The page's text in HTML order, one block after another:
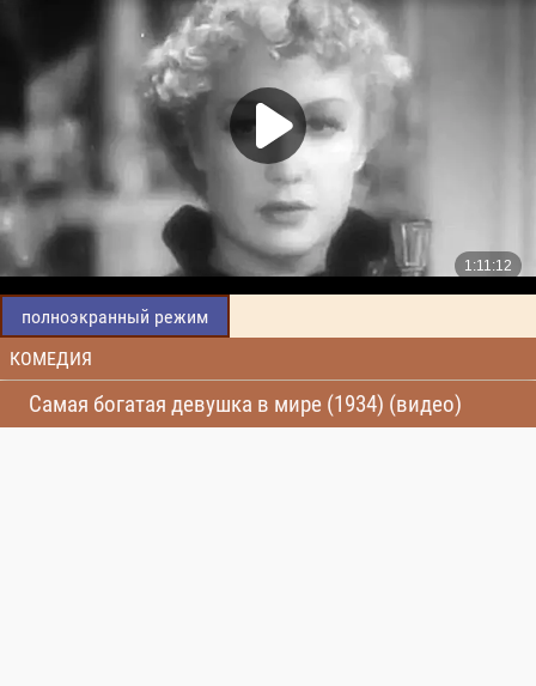
полноэкранный режим
КОМЕДИЯ
Самая богатая девушка в мире (1934) (видео)